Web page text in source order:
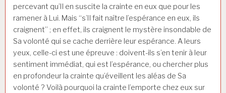
percevant qu’Il en suscite la crainte en eux que pour les
ramener à Lui. Mais “s’Il fait naître l’espérance en eux, ils
craignent” ; en effet, ils craignent le mystère insondable de
Sa volonté qui se cache derrière leur espérance. A leurs
yeux, celle-ci est une épreuve : doivent-ils s’en tenir à leur
sentiment immédiat, qui est l’espérance, ou chercher plus
en profondeur la crainte qu’éveillent les aléas de Sa
volonté ? Voilà pourquoi la crainte l’emporte chez eux sur